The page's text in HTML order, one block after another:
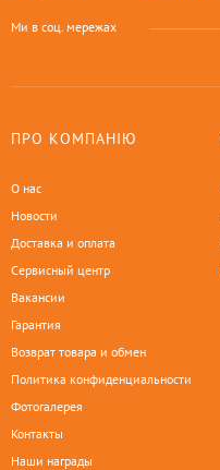
Ми в соц. мережах
ПРО КОМПАНІЮ
О нас
Новости
Доставка и оплата
Сервисный центр
Вакансии
Гарантия
Возврат товара и обмен
Политика конфиденциальности
Фотогалерея
Контакты
Наши награды